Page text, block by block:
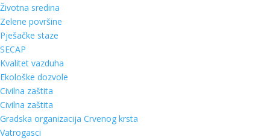
Životna sredina
Zelene površine
Pješačke staze
SECAP
Kvalitet vazduha
Ekološke dozvole
Civilna zaštita
Civilna zaštita
Gradska organizacija Crvenog krsta
Vatrogasci